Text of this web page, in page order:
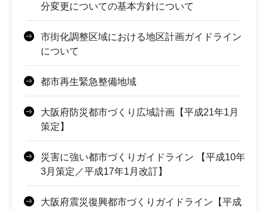
分変更についての基本方針について
市街化調整区域における地区計画ガイドライン
について
都市再生緊急整備地域
大阪府防災都市づくり広域計画【平成21年1月
策定】
災害に強い都市づくりガイドライン 【平成10年
3月策定／平成17年1月改訂】
大阪府震災復興都市づくりガイドライン【平成